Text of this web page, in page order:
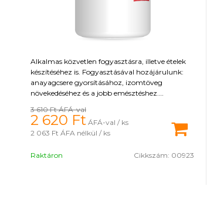
Alkalmas közvetlen fogyasztásra, illetve ételek
készítéséhez is. Fogyasztásával hozájárulunk:
anayagcsere gyorsításához, izomtöveg
növekedéséhez és a jobb emésztéshez.
nátrium, magnézium, réz, szelén, cink, foszfor,
mangán, omega 3 és 6 zsírsavak, folsav,
pantoténsav, vitamin B és E.
3 610 FtÁFÁ-val
2 620 Ft ÁFÁ-val / ks
2 063 Ft ÁFA nélkül / ks
Raktáron Cikkszám: 00923